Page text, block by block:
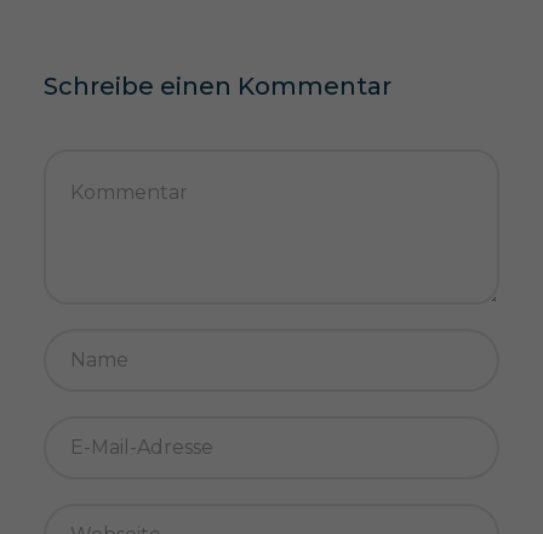
Schreibe einen Kommentar